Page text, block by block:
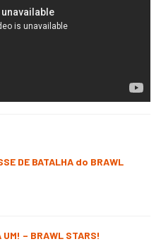
DE BATALHA do BRAWL
– BRAWL STARS!